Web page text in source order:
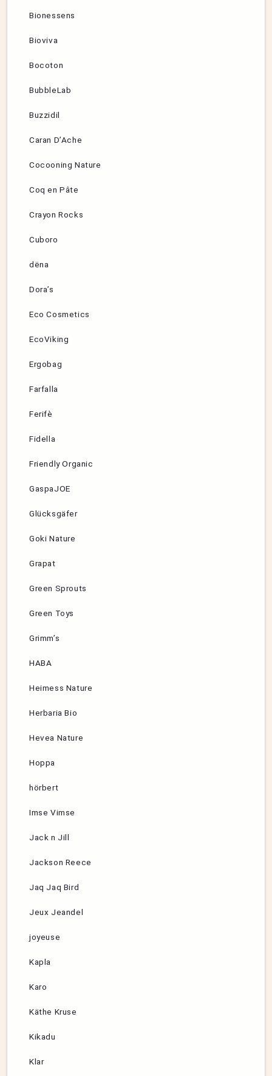
Bionessens
Bioviva
Bocoton
BubbleLab
Buzzidil
Caran D’Ache
Cocooning Nature
Coq en Pâte
Crayon Rocks
Cuboro
dëna
Dora’s
Eco Cosmetics
EcoViking
Ergobag
Farfalla
Ferifè
Fidella
Friendly Organic
GaspaJOE
Glücksgäfer
Goki Nature
Grapat
Green Sprouts
Green Toys
Grimm’s
HABA
Heimess Nature
Herbaria Bio
Hevea Nature
Hoppa
hörbert
Imse Vimse
Jack n Jill
Jackson Reece
Jaq Jaq Bird
Jeux Jeandel
joyeuse
Kapla
Karo
Käthe Kruse
Kikadu
Klar